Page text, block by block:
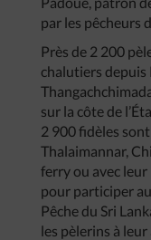
par les pêcheurs
Près de 2 200
chalutiers depuis
sur la côte de
2 900 fidèles
Thalaimannar,
ferry ou avec
pour participer
Pêche du Sri
les pèlerins à